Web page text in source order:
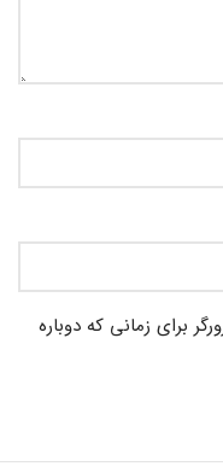
برای زمانی که دوباره